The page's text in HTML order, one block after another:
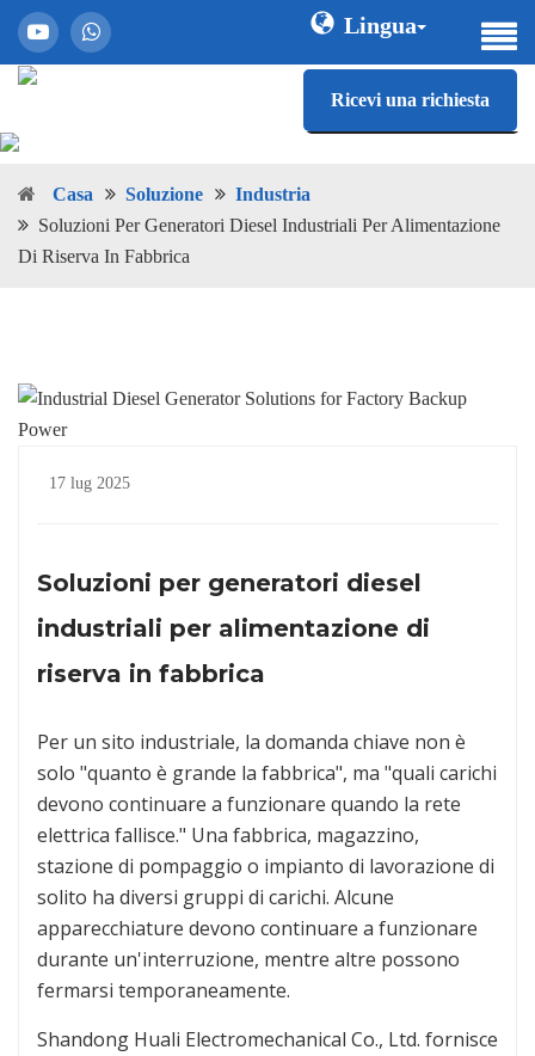
Lingua
Ricevi una richiesta
Casa Soluzione
Industria
Soluzioni Per Generatori Diesel Industriali Per Alimentazione
Di Riserva In Fabbrica
17 lug 2025
Soluzioni per generatori diesel
industriali per alimentazione di
riserva in fabbrica
Per un sito industriale, la domanda chiave non è
solo "quanto è grande la fabbrica", ma "quali carichi
devono continuare a funzionare quando la rete
elettrica fallisce." Una fabbrica, magazzino,
stazione di pompaggio o impianto di lavorazione di
solito ha diversi gruppi di carichi. Alcune
apparecchiature devono continuare a funzionare
durante un'interruzione, mentre altre possono
fermarsi temporaneamente.
Shandong Huali Electromechanical Co., Ltd. fornisce